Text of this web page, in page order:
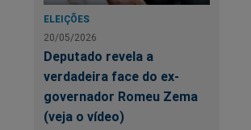
ELEIÇÕES
20/05/2026
Deputado revela a
verdadeira face do ex-
governador Romeu Zema
(veja o vídeo)